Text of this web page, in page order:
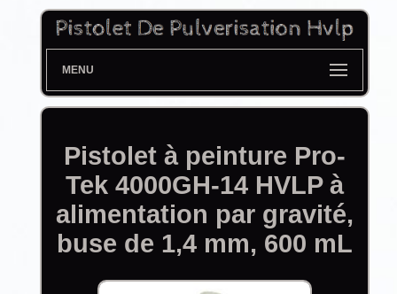
MENU
Pistolet à peinture Pro-
Tek 4000GH-14 HVLP à
alimentation par gravité,
buse de 1,4 mm, 600 mL